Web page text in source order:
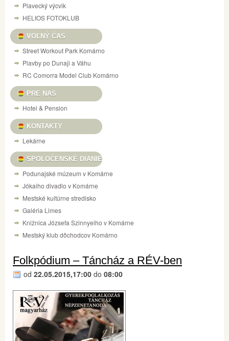
Plavecký výcvik
HELIOS FOTOKLUB
VOĽNÝ ČAS
Street Workout Park Komárno
Plavby po Dunaji a Váhu
RC Comorra Model Club Komárno
PRE NAS
Hotel & Pension
KONTAKTY
Lekárne
SPOLOČENSKÉ DIANIE
Podunajské múzeum v Komárne
Jókaiho divadlo v Komárne
Mestské kultúrne stredisko
Galéria Limes
Knižnica Józsefa Szinnyeiho v Komárne
Mestský klub dôchodcov Komárno
Folkpódium – Táncház a RÉV-ben
od 22.05.2015,17:00 do 08:00